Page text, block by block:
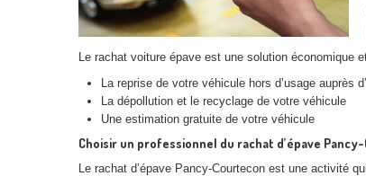
Le rachat voiture épave est une solution économique
La reprise de votre véhicule hors d’usage auprès
La dépollution et le recyclage de votre véhicule
Une estimation gratuite de votre véhicule
Choisir un professionnel du rachat d’épave
Le rachat d’épave Pancy-Courtecon est une activité